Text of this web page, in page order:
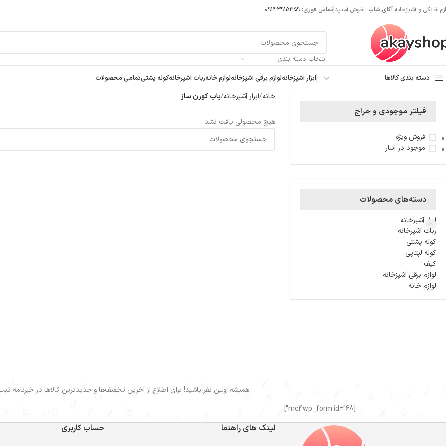
خانگی و آشپزخانه آکای شاپ، خوش آمدید.تماس فوری: 09143915459
انتخاب دسته بندی
دسته بندی کالاها ابزار آشپزخانهلوازم برقی آشپزخانهلوازم خانهربات آشپرخانهکوله پشتیتمامی محصولات
فیلتر موجودی و حراج
فروش ویژه
موجود در انبار
دسته‌های محصولات
ابزار آشپزخانه
ربات آشپرخانه
کوله پشتی
کوله لپتاپی
کیف
لوازم برقی آشپزخانه
لوازم خانه
خانه ابزار آشپزخانه پاپ کورن ساز
هیچ محصولی یافت نشد.
همیشه اولین نفر باشید! برای اطلاع از آخرین تخفیف‌ها و جدیدترین کالاها در خبرنامه
[mc4wp_form id="68"]
لینک های راهنما حساب کاربری